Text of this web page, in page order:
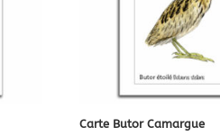
Carte Butor Camargue